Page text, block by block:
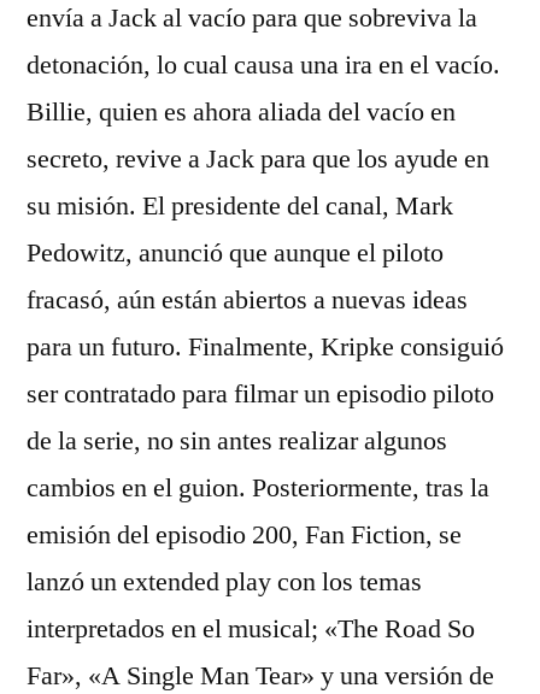
envía a Jack al vacío para que sobreviva la
detonación, lo cual causa una ira en el vacío.
Billie, quien es ahora aliada del vacío en
secreto, revive a Jack para que los ayude en
su misión. El presidente del canal, Mark
Pedowitz, anunció que aunque el piloto
fracasó, aún están abiertos a nuevas ideas
para un futuro. Finalmente, Kripke consiguió
ser contratado para filmar un episodio piloto
de la serie, no sin antes realizar algunos
cambios en el guion. Posteriormente, tras la
emisión del episodio 200, Fan Fiction, se
lanzó un extended play con los temas
interpretados en el musical; «The Road So
Far», «A Single Man Tear» y una versión de